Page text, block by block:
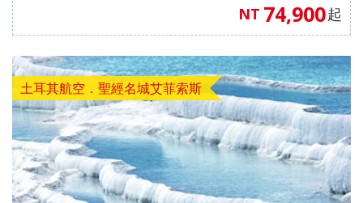
NT 74,900起
土耳其航空．聖經名城艾菲索斯